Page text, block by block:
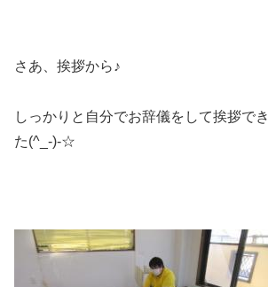
さあ、挨拶から♪
しっかりと自分でお辞儀をして挨拶で
た(^_-)-☆